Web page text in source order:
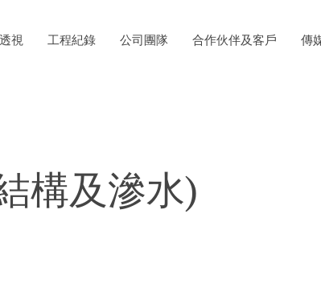
視 工程紀錄 公司團隊 合作伙伴及客戶 傳
構及滲水)